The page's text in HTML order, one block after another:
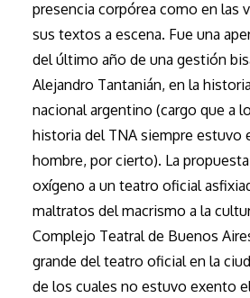
presencia corpórea como en las
sus textos a escena. Fue una
del último año de una gestión
Alejandro Tantanián, en la
nacional argentino (cargo que a
historia del TNA siempre estuvo
hombre, por cierto). La
oxígeno a un teatro oficial
maltratos del macrismo a la
Complejo Teatral de Buenos
grande del teatro oficial en la
de los cuales no estuvo exento